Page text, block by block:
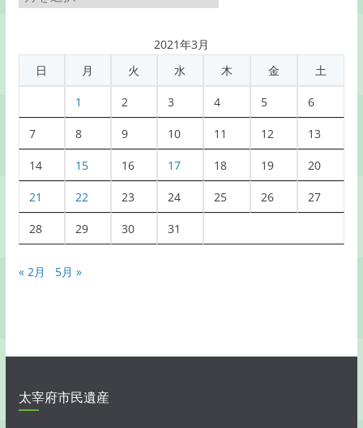
別
事
2021年3月
日
月 火 水 木 金 土
1 2 3 4 5 6
7 8 9 10 11 12 13
14 15 16 17 18 19 20
21 22 23 24 25 26 27
28 29 30 31
« 2月 5月 »
太宰府市民遺産